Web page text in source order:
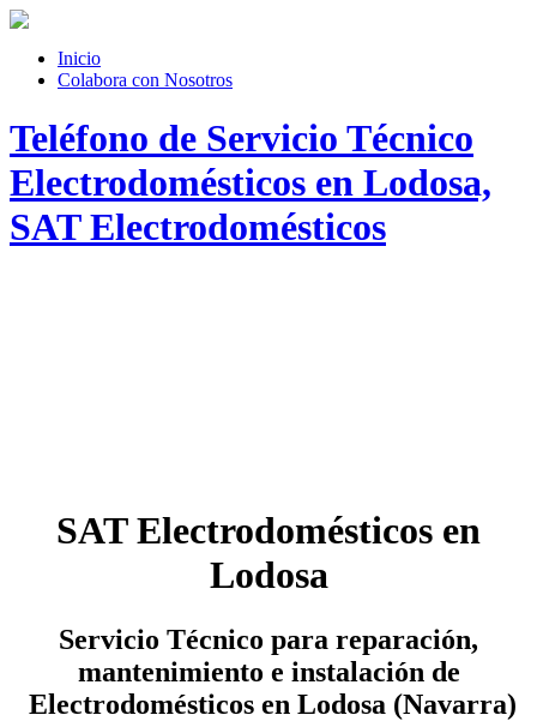
Inicio
Colabora con Nosotros
Teléfono de Servicio Técnico
Electrodomésticos en Lodosa,
SAT Electrodomésticos
SAT Electrodomésticos en
Lodosa
Servicio Técnico para reparación,
mantenimiento e instalación de
Electrodomésticos en Lodosa (Navarra)